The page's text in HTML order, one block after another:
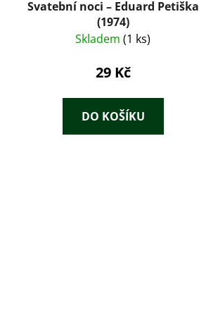
Svatební noci – Eduard Petiška
(1974)
Skladem(1 ks)
29 Kč
DO KOŠÍKU